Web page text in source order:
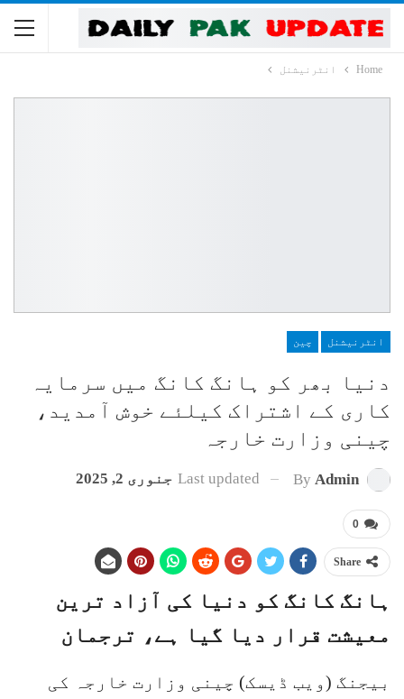
Home انٹرنیشنل
انٹرنیشنل چین
دنیا بھر کو ہانگ کانگ میں سرمایہ
کاری کے اشتراک کیلئے خوش آمدید،
چینی وزارت خارجہ
By Admin
Last updated جنوری 2, 2025
0
Share
ہانگ کانگ کو دنیا کی آزاد ترین
معیشت قرار دیا گیا ہے، ترجمان
بیجنگ (ویب ڈیسک) چینی وزارت خارجہ کی